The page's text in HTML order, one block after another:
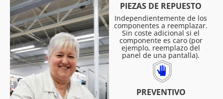
PIEZAS DE REPUESTO
Independientemente de los
componentes a reemplazar.
Sin coste adicional si el
componente es caro (por
ejemplo, reemplazo del
panel de una pantalla).
PREVENTIVO